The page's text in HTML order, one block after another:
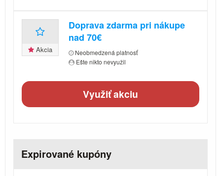
Akcia
Doprava zdarma pri nákupe
nad 70€
Neobmedzená platnosť
Ešte nikto nevyužil
Využiť akciu
Expirované kupóny